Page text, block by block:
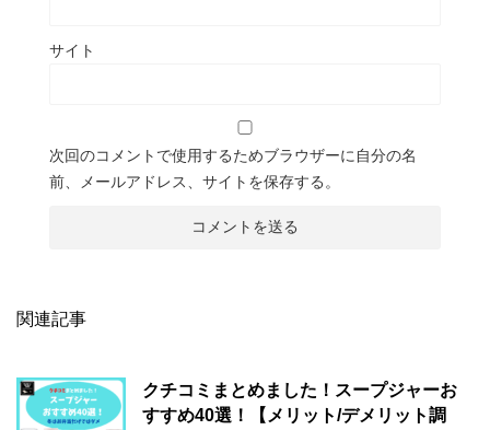
サイト
次回のコメントで使用するためブラウザーに自分の名
前、メールアドレス、サイトを保存する。
関連記事
クチコミまとめました！スープジャーお
すすめ40選！【メリット/デメリット調